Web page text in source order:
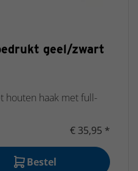
geel/zwart
houten haak met full-
€ 35,95 *
Bestel